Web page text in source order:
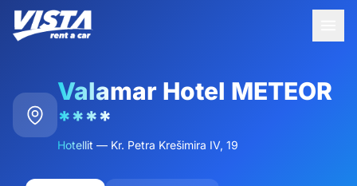
Valamar Hotel METEOR
****
Hotellit — Kr. Petra Krešimira IV, 19